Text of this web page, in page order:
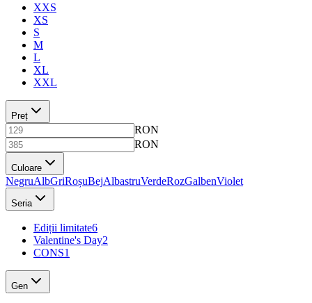
XXS
XS
S
M
L
XL
XXL
Preț
RON
RON
Culoare
NegruAlbGriRoșuBejAlbastruVerdeRozGalbenViolet
Seria
Ediții limitate6
Valentine's Day2
CONS1
Gen